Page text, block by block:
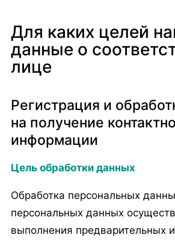
Для каких целей
данные о
лице
Регистрация и
на получение
информации
Цель обработки данных
Обработка персональных
персональных данных
выполнения предварительных